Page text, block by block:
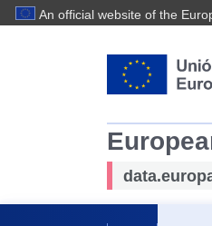
An official website of the